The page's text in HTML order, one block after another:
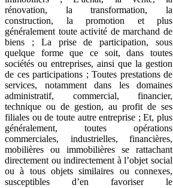
rénovation, la transformation, la
construction, la promotion et plus
généralement toute activité de marchand de
biens ; La prise de participation, sous
quelque forme que ce soit, dans toutes
sociétés ou entreprises, ainsi que la gestion
de ces participations ; Toutes prestations de
services, notamment dans les domaines
administratif, commercial, financier,
technique ou de gestion, au profit de ses
filiales ou de toute autre entreprise ; Et, plus
généralement, toutes opérations
commerciales, industrielles, financières,
mobilières ou immobilières se rattachant
directement ou indirectement à l’objet social
ou à tous objets similaires ou connexes,
susceptibles d’en favoriser le